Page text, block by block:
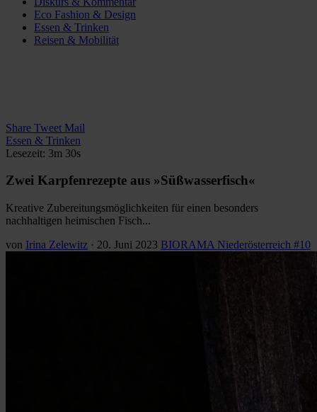
Eco Fashion & Design
Essen & Trinken
Reisen & Mobilität
Share Tweet Mail
Essen & Trinken
Lesezeit: 3m 30s
Zwei Karpfenrezepte aus »Süßwasserfisch«
Kreative Zubereitungsmöglichkeiten für einen besonders
nachhaltigen heimischen Fisch...
von Irina Zelewitz · 20. Juni 2023 BIORAMA Niederösterreich #10